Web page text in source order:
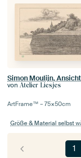
von Atelier Liesjes
ArtFrame™ –75×50cm
Größe & Material selbst
1